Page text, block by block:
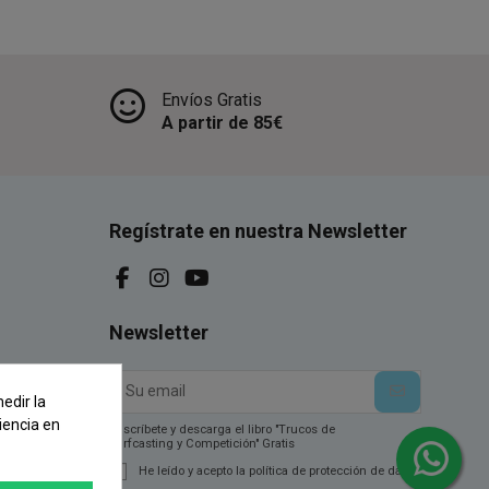
Envíos Gratis
A partir de 85€
Regístrate en nuestra Newsletter
Newsletter
Suscríbete y descarga el libro "Trucos de
Surfcasting y Competición" Gratis
He leído y acepto la política de protección de datos.
la
en